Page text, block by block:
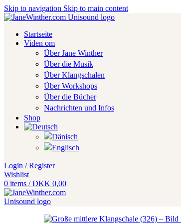
Skip to navigation Skip to main content
Startseite
Viden om
Über Jane Winther
Über die Musik
Über Klangschalen
Über Workshops
Über die Bücher
Nachrichten und Infos
Shop
Login / Register
Wishlist
0 items / DKK 0,00